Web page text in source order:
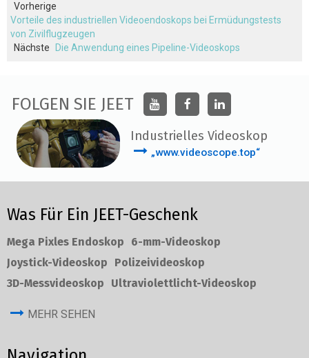
Vorherige
Vorteile des industriellen Videoendoskops bei Ermüdungstests
von Zivilflugzeugen
Nächste
Die Anwendung eines Pipeline-Videoskops
FOLGEN SIE JEET
Industrielles Videoskop
„www.videoscope.top“
Was Für Ein JEET-Geschenk
Mega Pixles Endoskop
6-mm-Videoskop
Joystick-Videoskop
Polizeivideoskop
3D-Messvideoskop
Ultraviolettlicht-Videoskop
MEHR SEHEN